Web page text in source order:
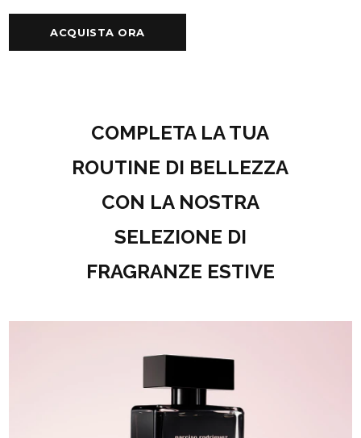
ACQUISTA ORA
COMPLETA LA TUA
ROUTINE DI BELLEZZA
CON LA NOSTRA
SELEZIONE DI
FRAGRANZE ESTIVE